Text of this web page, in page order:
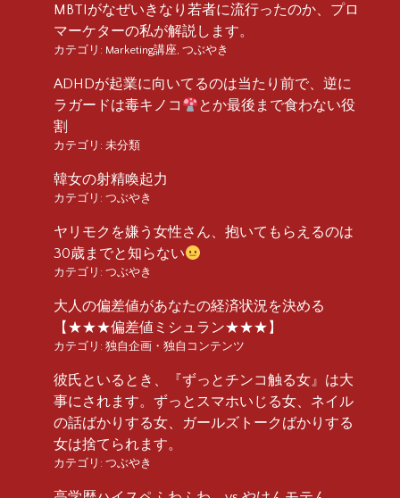
MBTIがなぜいきなり若者に流行ったのか、プロ
マーケターの私が解説します。
カテゴリ: Marketing講座, つぶやき
ADHDが起業に向いてるのは当たり前で、逆に
ラガードは毒キノコ
とか最後まで食わない役
割
カテゴリ: 未分類
韓女の射精喚起力
カテゴリ: つぶやき
ヤリモクを嫌う女性さん、抱いてもらえるのは
30歳までと知らない
カテゴリ: つぶやき
大人の偏差値があなたの経済状況を決める
【★★★偏差値ミシュラン★★★】
カテゴリ: 独自企画・独自コンテンツ
彼氏といるとき、『ずっとチンコ触る女』は大
事にされます。ずっとスマホいじる女、ネイル
の話ばかりする女、ガールズトークばかりする
女は捨てられます。
カテゴリ: つぶやき